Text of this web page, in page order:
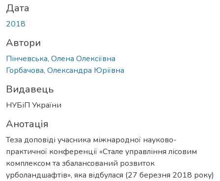
Дата
2018
Автори
Пінчевська, Олена Олексіївна
Горбачова, Олександра Юріївна
Видавець
НУБіП України
Анотація
Теза доповіді учасника міжнародної науково-
практичної конференції «Стале управління лісовим
комплексом та збалансований розвиток
урболандшафтів», яка відбулася (27 березня 2018 року)